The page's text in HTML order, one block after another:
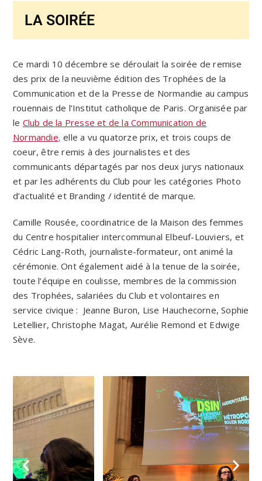
LA SOIRÉE
Ce mardi 10 décembre se déroulait la soirée de remise
des prix de la neuvième édition des Trophées de la
Communication et de la Presse de Normandie au campus
rouennais de l’Institut catholique de Paris. Organisée par
le Club de la Presse et de la Communication de
Normandie,elle a vu quatorze prix, et trois coups de
coeur, être remis à des journalistes et des
communicants départagés par nos deux jurys nationaux
et par les adhérents du Club pour les catégories Photo
d’actualité et Branding / identité de marque.
Camille Rousée, coordinatrice de la Maison des femmes
du Centre hospitalier intercommunal Elbeuf-Louviers, et
Cédric Lang-Roth, journaliste-formateur, ont animé la
cérémonie. Ont également aidé à la tenue de la soirée,
toute l’équipe en coulisse, membres de la commission
des Trophées, salariées du Club et volontaires en
service civique : Jeanne Buron, Lise Hauchecorne, Sophie
Letellier, Christophe Magat, Aurélie Remond et Edwige
Sève.